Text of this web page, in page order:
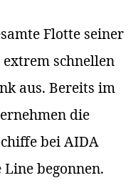
Flotte seiner
schnellen
aus. Bereits im
die
bei AIDA
begonnen.